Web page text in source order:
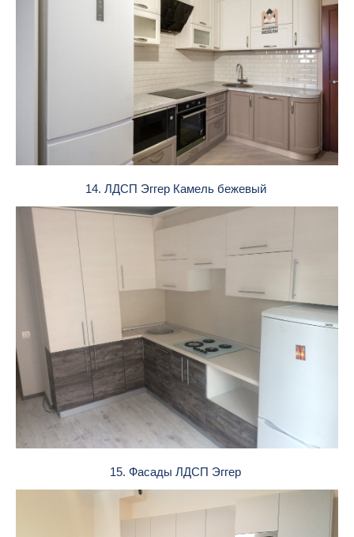
14. ЛДСП Эггер Камель бежевый
15. Фасады ЛДСП Эггер